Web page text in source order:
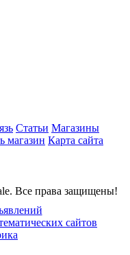
Статьи Магазины
магазин Карта сайта
Все права защищены!